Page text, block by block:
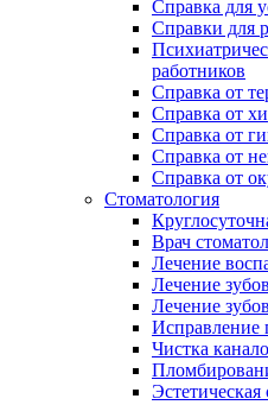
Справка для
Справки для
работников
Справка от
Справка от
Справка от
Справка от
Справка от
Стоматология
Врач
Лечение
Лечение зубов
Лечение
Исправление
Чистка
Эстетическая